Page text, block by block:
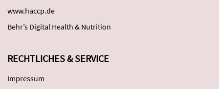
www.haccp.de
Behr’s Digital Health & Nutrition
RECHTLICHES & SERVICE
Impressum